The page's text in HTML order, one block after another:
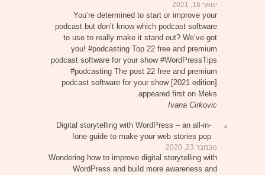
ינואר 18, 2021
You’re determined to start or improve your
podcast but don’t know which podcast software
to use to really make it stand out? We’ve got
you! #podcasting Top 22 free and premium
podcast software for your show #WordPressTips
#podcasting The post 22 free and premium
podcast software for your show [2021 edition]
appeared first on Meks.
Ivana Cirkovic
Digital storytelling with WordPress – an all-in-
one guide to make your web stories pop!
נובמבר 23, 2020
Wondering how to improve digital storytelling with
WordPress and build more awareness and